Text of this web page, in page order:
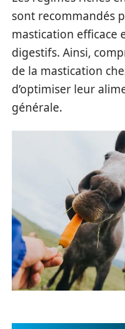
sont recommandés
mastication efficace
digestifs. Ainsi,
de la mastication
d’optimiser leur
générale.